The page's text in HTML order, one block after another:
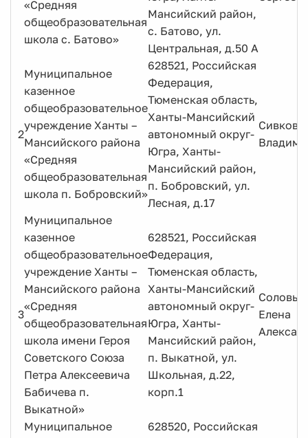
«Средняя
общеобразовательная
школа с. Батово»
Мансийский район,
с. Батово, ул.
Центральная, д.50 А
2
Муниципальное
казенное
общеобразовательное
учреждение Ханты –
Мансийского района
«Средняя
общеобразовательная
школа п. Бобровский»
628521, Российская
Федерация,
Тюменская область,
Ханты-Мансийский
автономный округ-
Югра, Ханты-
Мансийский район,
п. Бобровский, ул.
Лесная, д.17
3
Муниципальное
казенное
общеобразовательное
учреждение Ханты –
Мансийского района
«Средняя
общеобразовательная
школа имени Героя
Советского Союза
Петра Алексеевича
Бабичева п.
Выкатной»
628521, Российская
Федерация,
Тюменская область,
Ханты-Мансийский
автономный округ-
Югра, Ханты-
Мансийский район,
п. Выкатной, ул.
Школьная, д.22,
корп.1
Елена
Муниципальное
628520, Российская